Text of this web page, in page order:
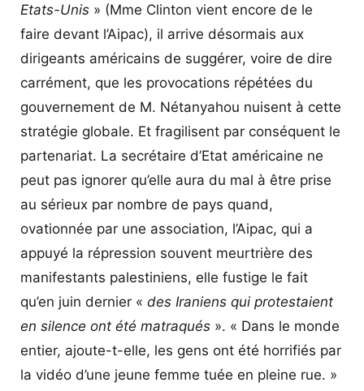
Etats-Unis » (Mme Clinton vient encore de le
faire devant l’Aipac), il arrive désormais aux
dirigeants américains de suggérer, voire de dire
carrément, que les provocations répétées du
gouvernement de M. Nétanyahou nuisent à cette
stratégie globale. Et fragilisent par conséquent le
partenariat. La secrétaire d’Etat américaine ne
peut pas ignorer qu’elle aura du mal à être prise
au sérieux par nombre de pays quand,
ovationnée par une association, l’Aipac, qui a
appuyé la répression souvent meurtrière des
manifestants palestiniens, elle fustige le fait
qu’en juin dernier « des Iraniens qui protestaient
en silence ont été matraqués ». « Dans le monde
entier, ajoute-t-elle, les gens ont été horrifiés par
la vidéo d’une jeune femme tuée en pleine rue. »